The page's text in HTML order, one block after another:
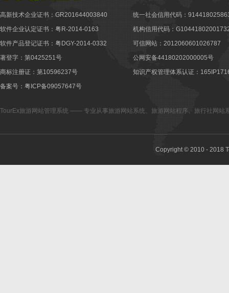
高新技术企业证书：GR201644003840
软件企业认定证书：粤R-2014-0163
软件产品登记证书：粤DGY-2014-0332
著登字：第0425251号
商标注册证：第10596237号
备案号：粤ICP备09057647号
统一社会信用代码：
机构信用代码：
可信网站：2012060601026787
公网安备44180202000005号
知识产权管理体系认证：
TourEx旅游网站管理系统 —— 专业从事旅游网站系统 旅游网站程序、 旅行社网站
Copyright © 2010 - 2018